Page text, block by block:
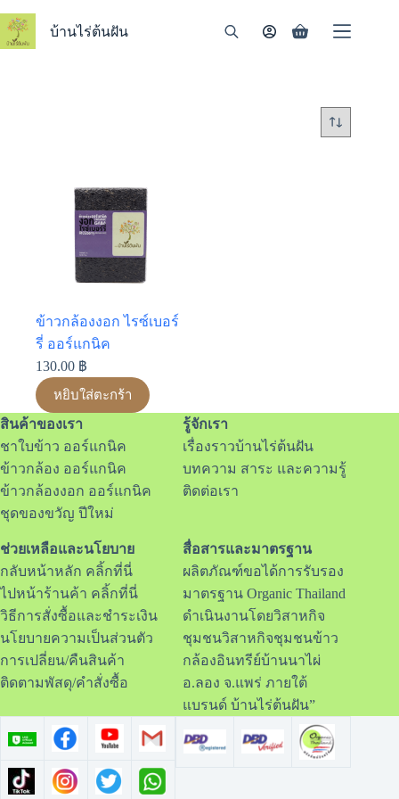
to
content
บ้านไร่ต้นฝัน
Shopping
ข้าวกล้องงอก ไรซ์เบอร์
รี่ ออร์แกนิค
130.00 ฿
หยิบใส่ตะกร้า
สินค้าของเรา
ชาใบข้าว ออร์แกนิค
ข้าวกล้อง ออร์แกนิค
ข้าวกล้องงอก ออร์แกนิค
ชุดของขวัญ ปีใหม่
รู้จักเรา
เรื่องราวบ้านไร่ต้นฝัน
บทความ สาระ และความรู้
ติดต่อเรา
ช่วยเหลือและนโยบาย
กลับหน้าหลัก คลิ้กที่นี่
ไปหน้าร้านค้า คลิ้กที่นี่
วิธีการสั่งซื้อและชำระเงิน
นโยบายความเป็นส่วนตัว
การเปลี่ยน/คืนสินค้า
ติดตามพัสดุ/คำสั่งซื้อ
สื่อสารและมาตรฐาน
ผลิตภัณฑ์ขอได้การรับรอง
มาตรฐาน Organic Thailand
ดำเนินงานโดยวิสาหกิจ
ชุมชนวิสาหกิจชุมชนข้าว
กล้องอินทรีย์บ้านนาไผ่
อ.ลอง จ.แพร่ ภายใต้
แบรนด์ บ้านไร่ต้นฝัน”